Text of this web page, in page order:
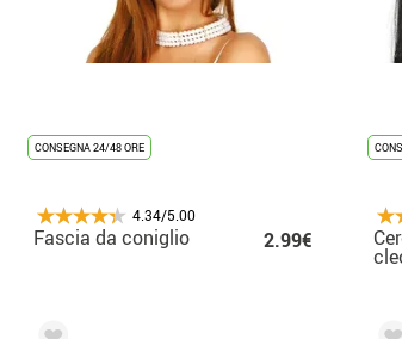
CONSEGNA 24/48 ORE
4.34/5.00
Fascia da coniglio 2.99€